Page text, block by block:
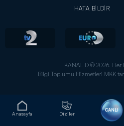
Anasayfa Diziler
CANLI
HATA BİLDİR
KANAL D © 2026. Her
Bilgi Toplumu Hizmetleri MKK